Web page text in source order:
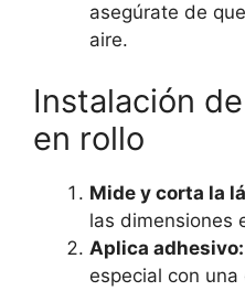
asegúrate de
aire.
Instalación
en rollo
Mide y corta la
las dimensiones
Aplica adhesivo:
especial con